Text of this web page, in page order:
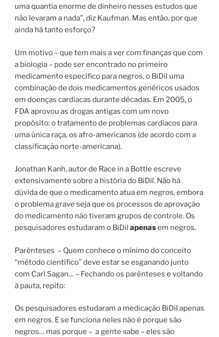
uma quantia enorme de dinheiro nesses estudos que
não levaram a nada”, diz Kaufman. Mas então, por que
ainda há tanto esforço?
Um motivo – que tem mais a ver com finanças que com
a biologia – pode ser encontrado no primeiro
medicamento específico para negros, o BiDil uma
combinação de dois medicamentos genéricos usados ​​
em doenças cardíacas durante décadas. Em 2005, o
FDA aprovou as drogas antigas com um novo
propósito: o tratamento de problemas cardíacos para
uma única raça, os afro-americanos (de acordo com a
classificação norte-americana).
Jonathan Kanh, autor de Race in a Bottle escreve
extensivamente sobre a história do BiDil. Não há
dúvida de que o medicamento atua em negros, embora
o problema grave seja que os processos de aprovação
do medicamento não tiveram grupos de controle. Os
pesquisadores estudaram o BiDil apenasem negros.
Parênteses – Quem conhece o mínimo do conceito
“método científico” deve estar se esganando junto
com Carl Sagan… – Fechando os parênteses e voltando
à pauta, repito:
Os pesquisadores estudaram a medicação BiDil apenas
em negros. E se funciona neles não é porque são
negros… mas porque – a gente sabe – eles são